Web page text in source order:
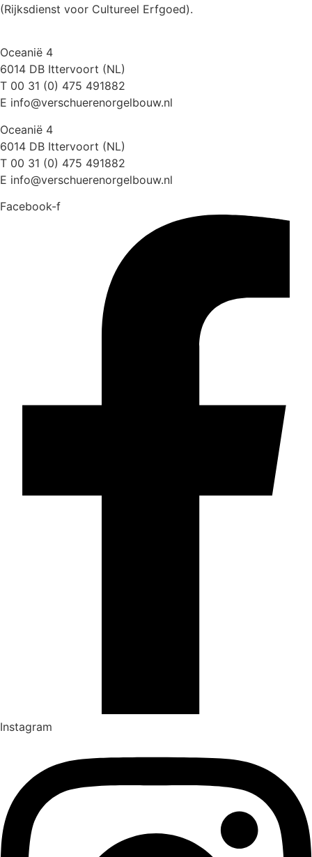
(Rijksdienst voor Cultureel Erfgoed).
Oceanië 4
6014 DB Ittervoort (NL)
T 00 31 (0) 475 491882
E info@verschuerenorgelbouw.nl
Oceanië 4
6014 DB Ittervoort (NL)
T 00 31 (0) 475 491882
E info@verschuerenorgelbouw.nl
Facebook-f
Instagram